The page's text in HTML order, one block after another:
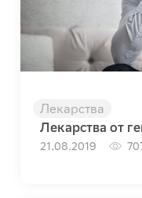
Лекарства
Лекарства от
21.08.2019